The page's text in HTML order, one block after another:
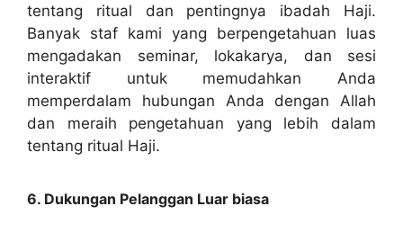
tentang ritual dan pentingnya ibadah Haji.
Banyak staf kami yang berpengetahuan luas
mengadakan seminar, lokakarya, dan sesi
interaktif untuk memudahkan Anda
memperdalam hubungan Anda dengan Allah
dan meraih pengetahuan yang lebih dalam
tentang ritual Haji.
6. Dukungan Pelanggan Luar biasa